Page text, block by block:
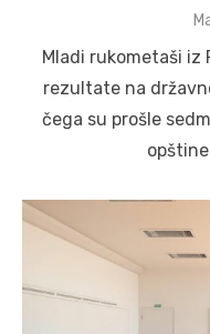
Mladi rukometaši
rezultate na
čega su prošle